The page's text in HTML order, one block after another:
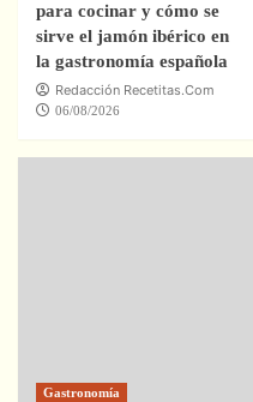
para cocinar y cómo se
sirve el jamón ibérico en
la gastronomía española
Redacción Recetitas.Com
06/08/2026
Gastronomía